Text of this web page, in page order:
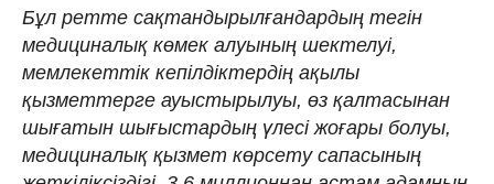
Бұл ретте сақтандырылғандардың тегін
медициналық көмек алуының шектелуі,
мемлекеттік кепілдіктердің ақылы
қызметтерге ауыстырылуы, өз қалтасынан
шығатын шығыстардың үлесі жоғары болуы,
медициналық қызмет көрсету сапасының